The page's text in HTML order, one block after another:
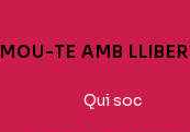
MOU-TE AMB
Qui soc